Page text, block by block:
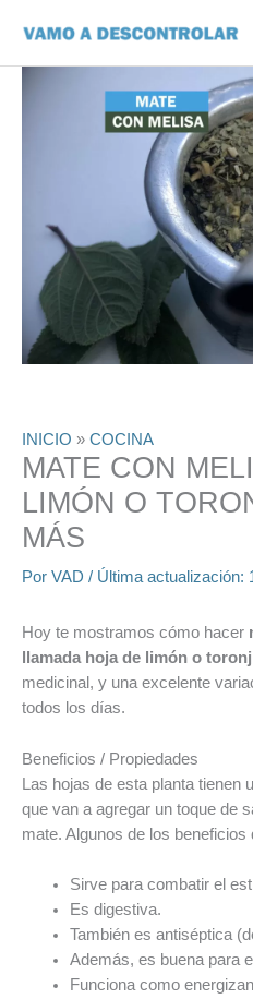
INICIO » COCINA
MATE CON
LIMÓN O
MÁS
Por VAD / Última actualización:
Hoy te mostramos cómo hacer
llamada hoja de limón o
medicinal, y una excelente
todos los días.
Beneficios / Propiedades
Las hojas de esta planta tienen
que van a agregar un toque de
mate. Algunos de los beneficios
Sirve para combatir el
Es digestiva.
También es antiséptica
Además, es buena para
Funciona como